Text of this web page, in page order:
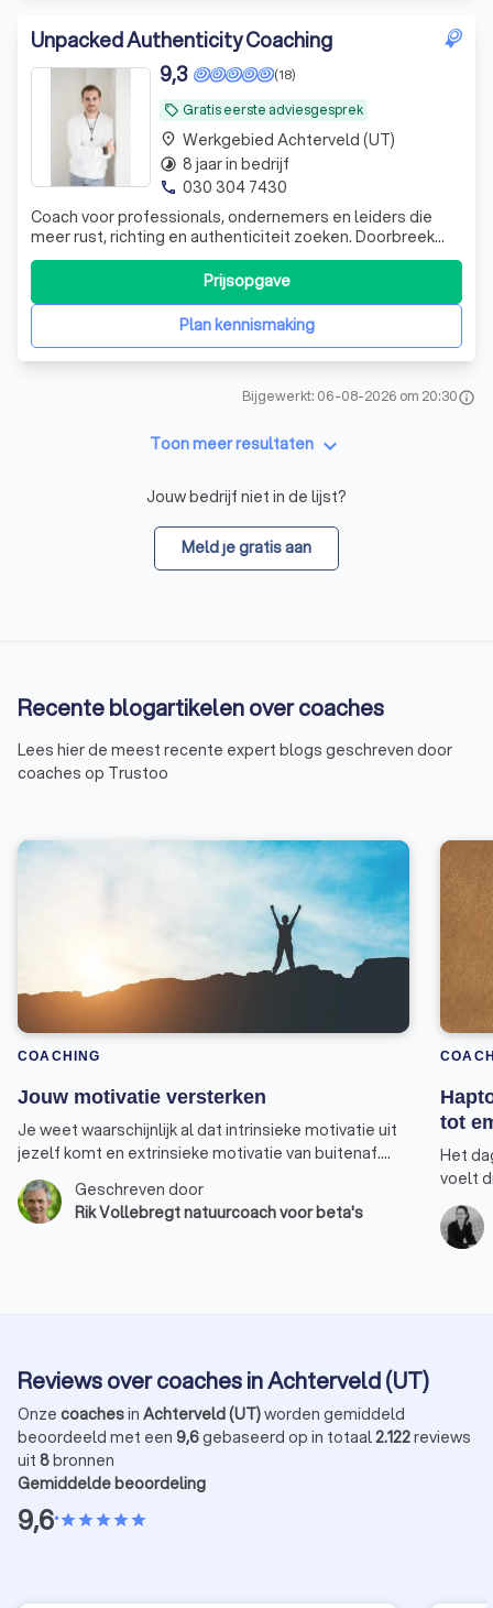
Unpacked Authenticity Coaching
local_offer Gratis eerste adviesgesprek
(18)
9,3
Coach voor professionals, ondernemers en leiders die
meer rust, richting en authenticiteit zoeken. Doorbreek
patronen, ontcijfer je emoties en maak keuzes die écht bij
Plan kennismaking
Prijsopgave
place Werkgebied Achterveld (UT)
timelapse 8 jaar in bedrijf
phone 030 304 7430
Bijgewerkt: 06-08-2026 om 20:30info
Toon meer resultaten keyboard_arrow_down
Jouw bedrijf niet in de lijst?
Meld je gratis aan
Recente blogartikelen over coaches
Lees hier de meest recente expert blogs geschreven door
coaches op Trustoo
COACHING
Jouw motivatie versterken
Je weet waarschijnlijk al dat intrinsieke motivatie uit
jezelf komt en extrinsieke motivatie van buitenaf.
Wanneer je extrinsiek gemotiveerd bent, doe je iets
omdat het moet, omdat je ervoor betaald wordt of
soms zelfs om een straf te ontlopen. Wanneer je
te behalen.
Geschreven door
Rik Vollebregt natuurcoach voor beta's
tot
Het
voelt
soms
Reviews over coaches in Achterveld (UT)
Onze coachesin Achterveld (UT)worden gemiddeld
beoordeeld met een 9,6gebaseerd op in totaal2.122reviews
uit 8bronnen
Gemiddelde beoordeling
9,6•starstarstarstarstar